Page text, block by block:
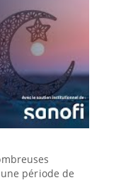
période de